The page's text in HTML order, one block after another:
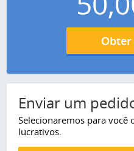
Enviar um
Selecionaremos para você
lucrativos.